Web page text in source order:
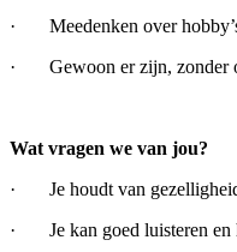
· Meedenken over
· Gewoon er zijn, zonder
Wat vragen we van jou?
· Je houdt van
· Je kan goed luisteren en